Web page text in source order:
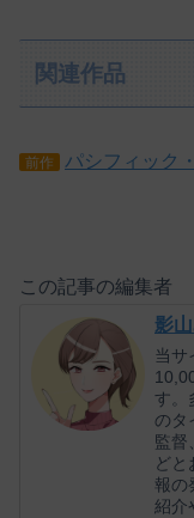
関連作品
前作 パシフィック
この記事の編集者
影
当サ
す。
のタ
監督
どと
報の
紹介